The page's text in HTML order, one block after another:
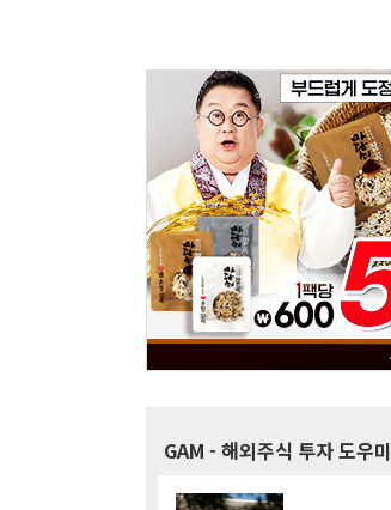
GAM - 해외주식 투자 도우미